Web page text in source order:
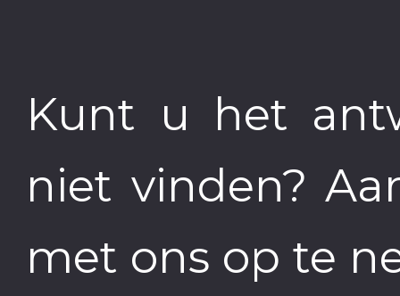
Kunt u het
niet vinden?
met ons op te